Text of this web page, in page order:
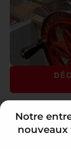
Notre
nouveaux